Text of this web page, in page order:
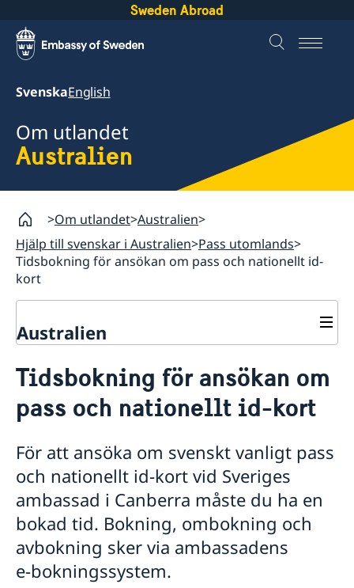
Sweden Abroad
SvenskaEnglish
Om utlandet
Australien
Om utlandet Australien
Hjälp till svenskar i Australien Pass utomlands
Tidsbokning för ansökan om pass och nationellt id-
kort
Australien
Hjälp till svenskar i Australien
Rösta i Australien
Allmän information
Tidsbokning för ansökan om pass och nationellt id-
kort
Svenska folkbokföringsregistret
Instruktioner: Ansökan för vuxen (över 18 år)
Instruktioner: Ansökan för minderårig (under 18 år)
Upphämtning av pass & nationellt id kort
Förlust av pass och nationellt id-kort
Tidsbokning för ansökan om
pass och nationellt id-kort
För att ansöka om svenskt vanligt pass
och nationellt id-kort vid Sveriges
ambassad i Canberra måste du ha en
bokad tid. Bokning, ombokning och
avbokning sker via ambassadens
e‑bokningssystem.